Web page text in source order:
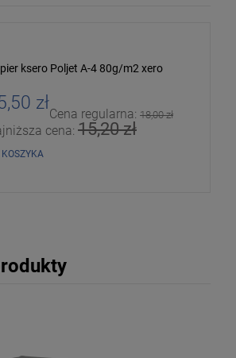
ksero Poljet A-4 80g/m2 xero
zł
Cena regularna: 18,00 zł
cena: 15,20 zł
KOSZYKA